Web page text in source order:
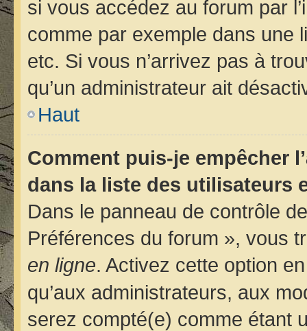
si vous accédez au forum par
comme par exemple dans une
etc. Si vous n’arrivez pas à
qu’un administrateur ait
Haut
Comment puis-je empêcher
dans la liste des utilisateurs
Dans le panneau de contrôle
Préférences du forum », vous
en ligne. Activez cette option
qu’aux administrateurs, aux
serez compté(e) comme étant